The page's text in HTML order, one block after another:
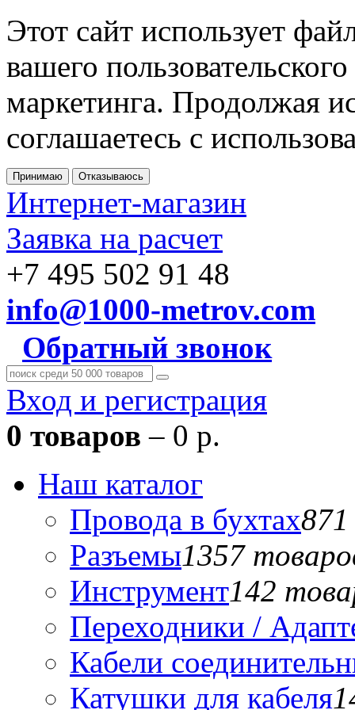
Этот сайт использует
вашего
маркетинга. Продолжая
соглашаетесь с
Принимаю Отказываюсь
Интернет-магазин
Заявка на расчет
+7 495 502 91 48
info@1000-metrov.com
Обратный звонок
Вход и регистрация
0 товаров – 0 р.
Наш каталог
Провода в бухтах
Разъемы1357
Инструмент142
Переходники /
Кабели
Катушки для кабеля